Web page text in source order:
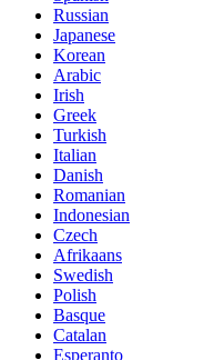
Russian
Japanese
Korean
Arabic
Irish
Greek
Turkish
Italian
Danish
Romanian
Indonesian
Czech
Afrikaans
Swedish
Polish
Basque
Catalan
Esperanto